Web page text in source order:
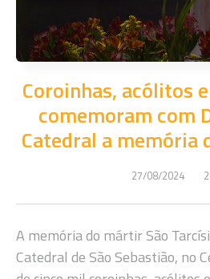
Coroinhas, acólitos
comemoram com
Catedral a memória
27/08/2024
A memória do mártir São
Catedral de São Sebastião, no